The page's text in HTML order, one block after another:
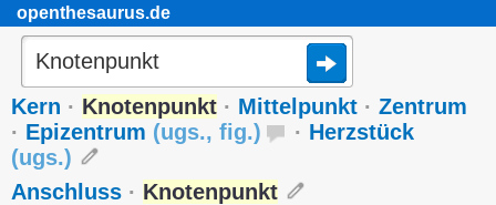
openthesaurus.de
Kern · Knotenpunkt · Mittelpunkt · Zentrum
· Epizentrum (ugs., fig.) · Herzstück
(ugs.)
Anschluss · Knotenpunkt